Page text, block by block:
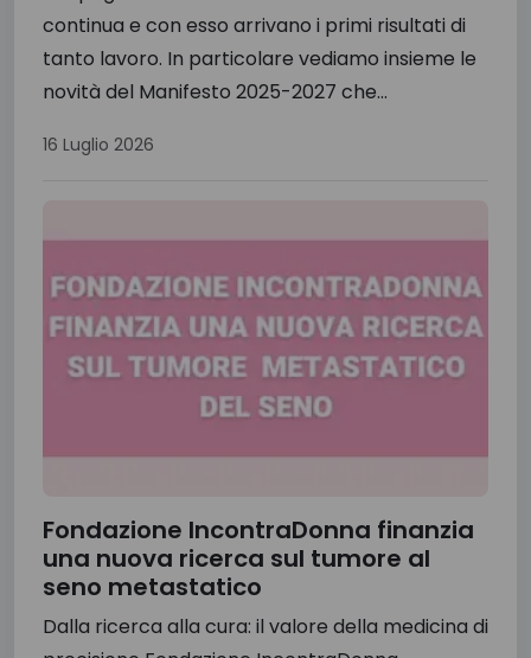
continua e con esso arrivano i primi risultati di
tanto lavoro. In particolare vediamo insieme le
novità del Manifesto 2025-2027 che...
16 Luglio 2026
Fondazione IncontraDonna finanzia
una nuova ricerca sul tumore al
seno metastatico
Dalla ricerca alla cura: il valore della medicina di